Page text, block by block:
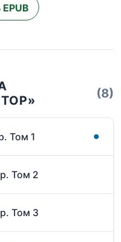
(8)
Том 1
Том 2
Том 3